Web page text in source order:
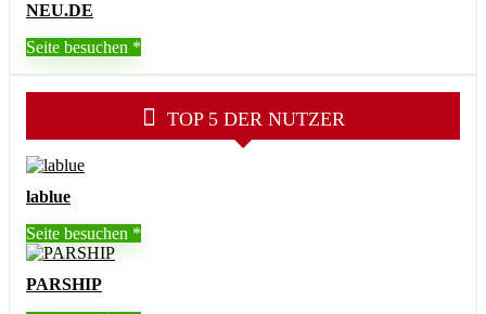
NEU.DE
Seite besuchen
TOP 5 DER NUTZER
lablue
Seite besuchen
PARSHIP